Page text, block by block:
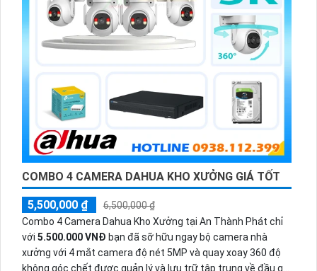
COMBO 4 CAMERA DAHUA KHO XƯỞNG GIÁ TỐT
5,500,000 ₫
6,500,000 ₫
Combo 4 Camera Dahua Kho Xưởng tại An Thành Phát chỉ
với 5.500.000 VNĐ bạn đã sỡ hữu ngay bộ camera nhà
xưởng với 4 mắt camera độ nét 5MP và quay xoay 360 độ
không góc chết được quản lý và lưu trữ tập trung về đầu ghi